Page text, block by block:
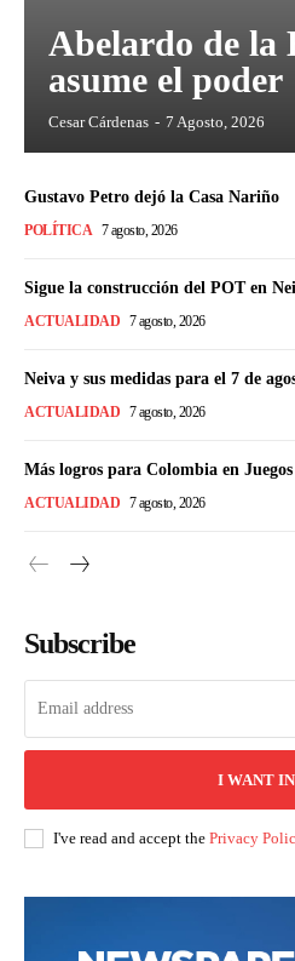
Abelardo de la
asume el poder
Cesar Cárdenas - 7 Agosto, 2026
Gustavo Petro dejó la Casa Nariño
POLÍTICA 7 agosto, 2026
Sigue la construcción del POT en
ACTUALIDAD 7 agosto, 2026
Neiva y sus medidas para el 7 de
ACTUALIDAD 7 agosto, 2026
Más logros para Colombia en
ACTUALIDAD 7 agosto, 2026
Subscribe
I WANT IN
I've read and accept the Privacy